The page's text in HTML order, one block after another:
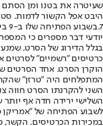
שעיטרה את בטנו ומן
היבט אפל הקשור לדמות.
7.
יודעי דבר מספרים כי
בגלל הדירוג של הסרט, שמנע
כרטיסים "רשמיים" לסרטים
הוקרן הסרט. אחד הסרטים
לשבוע הפתיחה של "אמריקן
במכירות הכרטיסים. הקשר,